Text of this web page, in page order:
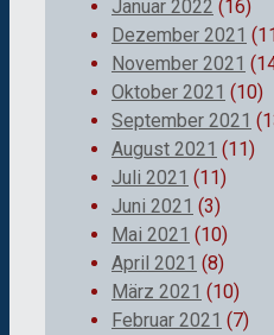
Januar 2022 (16)
Dezember 2021
November 2021
Oktober 2021 (10)
September 2021
August 2021 (11)
Juli 2021 (11)
Juni 2021 (3)
Mai 2021 (10)
April 2021 (8)
März 2021 (10)
Februar 2021 (7)